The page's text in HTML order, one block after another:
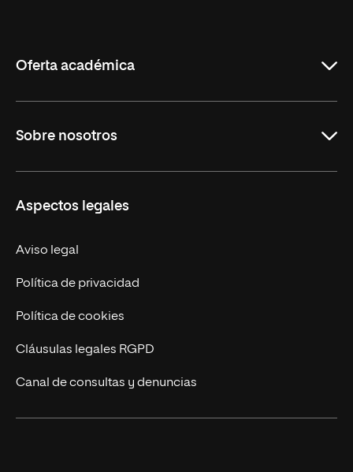
Oferta académica
Formación Continua
Sobre nosotros
Trabaja en UNIR
Actualidad
Contáctanos
Aspectos legales
Aviso legal
Política de privacidad
Política de cookies
Cláusulas legales RGPD
Canal de consultas y denuncias